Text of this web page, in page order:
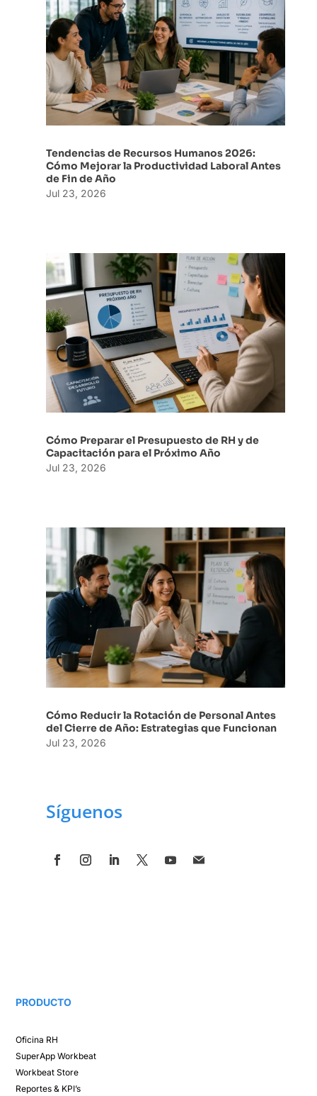
Tendencias de Recursos Humanos 2026:
Cómo Mejorar la Productividad Laboral Antes
de Fin de Año
Jul 23, 2026
Cómo Preparar el Presupuesto de RH y de
Capacitación para el Próximo Año
Jul 23, 2026
Cómo Reducir la Rotación de Personal Antes
del Cierre de Año: Estrategias que Funcionan
Jul 23, 2026
Síguenos
PRODUCTO
Oficina RH​
SuperAppWorkbeat
Workbeat Store​
Reportes & KPI’s​